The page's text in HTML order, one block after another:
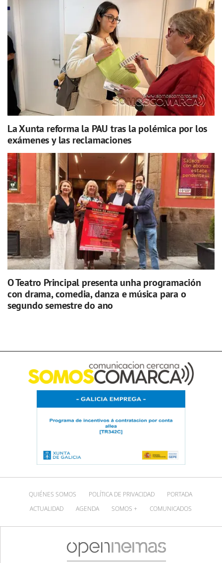
La Xunta reforma la PAU tras la polémica por los
exámenes y las reclamaciones
O Teatro Principal presenta unha programación
con drama, comedia, danza e música para o
segundo semestre do ano
QUIÉNES SOMOS POLÍTICA DE PRIVACIDAD
PORTADA
ACTUALIDAD
AGENDA SOMOS + COMUNICADOS